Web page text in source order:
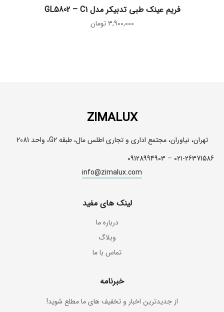
افزودن به سبد خرید
فریم عینک طبی تدبیکر مدل GL5802 – C1
3,900,000 تومان
ZIMALUX
تهران، نیاوران، مجتمع اداری و تجاری اطلس مال، طبقه G2، واحد 2081
۰۲۱-26371586 –
09128994903
info@zimalux.com
لینک های مفید
درباره ما
وبلاگ
تماس با ما
خبرنامه
از جدیدترین اخبار و تخفیف های ما مطلع شوید!